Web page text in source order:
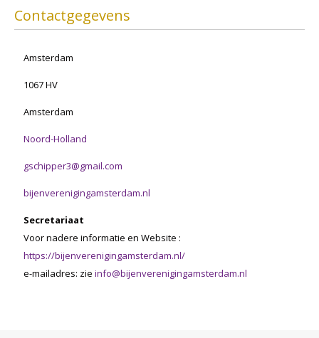
Contactgegevens
Amsterdam
1067 HV
Amsterdam
Noord-Holland
gschipper3@gmail.com
bijenverenigingamsterdam.nl
Secretariaat
Voor nadere informatie en Website :
https://bijenverenigingamsterdam.nl/
e-mailadres: zie info@bijenverenigingamsterdam.nl